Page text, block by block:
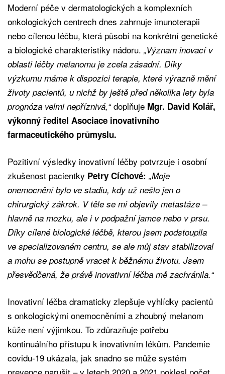
Moderní péče v dermatologických a komplexních
onkologických centrech dnes zahrnuje imunoterapii
nebo cílenou léčbu, která působí na konkrétní genetické
a biologické charakteristiky nádoru. „Význam inovací v
oblasti léčby melanomu je zcela zásadní. Díky
výzkumu máme k dispozici terapie, které výrazně mění
životy pacientů, u nichž by ještě před několika lety byla
prognóza velmi nepříznivá,“doplňuje Mgr. David Kolář,
výkonný ředitel Asociace inovativního
farmaceutického průmyslu.
Pozitivní výsledky inovativní léčby potvrzuje i osobní
zkušenost pacientky Petry Cíchové: „Moje
onemocnění bylo ve stadiu, kdy už nešlo jen o
chirurgický zákrok. V těle se mi objevily metastáze –
hlavně na mozku, ale i v podpažní jamce nebo v prsu.
Díky cílené biologické léčbě, kterou jsem podstoupila
ve specializovaném centru, se ale můj stav stabilizoval
a mohu se postupně vracet k běžnému životu. Jsem
přesvědčená, že právě inovativní léčba mě zachránila.“
Inovativní léčba dramaticky zlepšuje vyhlídky pacientů
s onkologickými onemocněními a zhoubný melanom
kůže není výjimkou. To zdůrazňuje potřebu
kontinuálního přístupu k inovativním lékům. Pandemie
covidu-19 ukázala, jak snadno se může systém